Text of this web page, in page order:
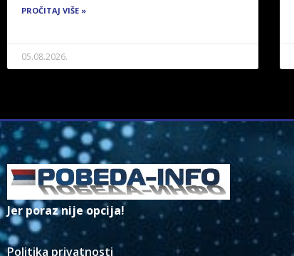
PROČITAJ VIŠE »
05.08.2026.
Jer poraz nije opcija!
Politika privatnosti